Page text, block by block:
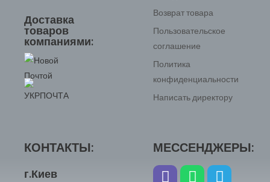
Доставка
товаров
компаниями:
Возврат товара
Пользовательское
соглашение
Политика
конфиденциальности
Написать директору
КОНТАКТЫ:
г.Киев
МЕССЕНДЖЕРЫ: